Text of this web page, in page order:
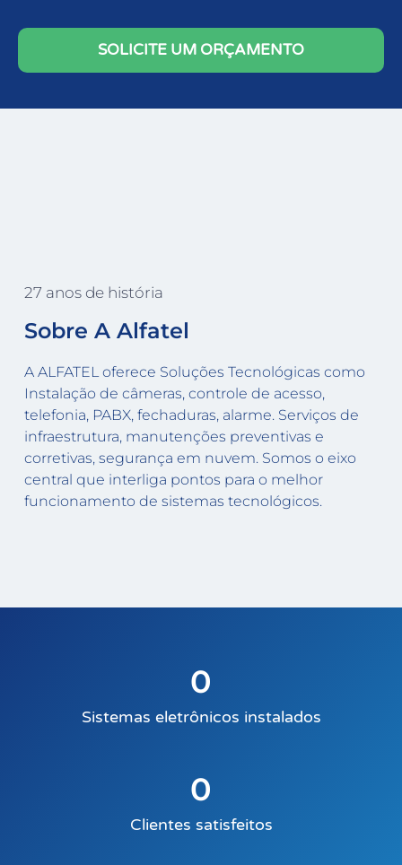
SOLICITE UM ORÇAMENTO
27 anos de história
Sobre A Alfatel
A ALFATEL oferece Soluções Tecnológicas como
Instalação de câmeras, controle de acesso,
telefonia, PABX, fechaduras, alarme. Serviços de
infraestrutura, manutenções preventivas e
corretivas, segurança em nuvem. Somos o eixo
central que interliga pontos para o melhor
funcionamento de sistemas tecnológicos.
Sistemas eletrônicos instalados
0
Clientes satisfeitos
0